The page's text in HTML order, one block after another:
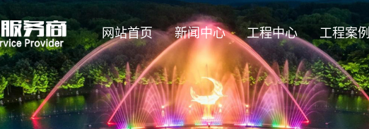
网站首页 新闻中心 工程中心 工程案例